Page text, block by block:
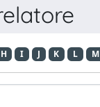
H I J K L M